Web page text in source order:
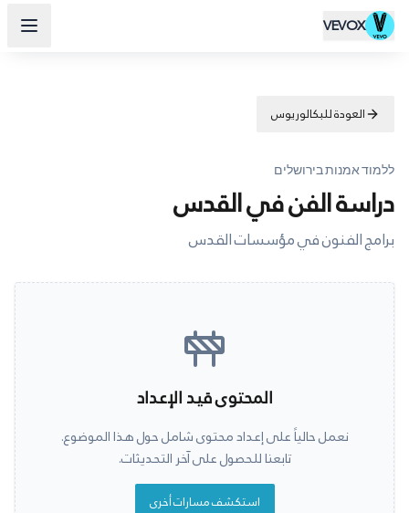
VEVOX
العودة للبكالوريوس
ללמוד אמנות בירושלים
دراسة الفن في القدس
برامج الفنون في مؤسسات القدس
المحتوى قيد الإعداد
نعمل حالياً على إعداد محتوى شامل حول هذا الموضوع.
تابعنا للحصول على آخر التحديثات.
استكشف مسارات أخرى